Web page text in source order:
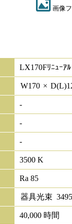
画像
LX170Fﾘﾆｭｰｱﾙ
W170 × D(L)
-
-
-
3500 K
Ra 85
器具光束
40,000 時間